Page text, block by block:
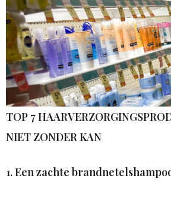
TOP 7
NIET ZONDER KAN
1. Een zachte